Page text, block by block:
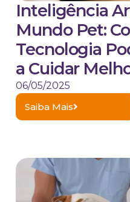
Inteligência
Mundo Pet:
Tecnologia
a Cuidar
06/05/2025
Saiba Mais